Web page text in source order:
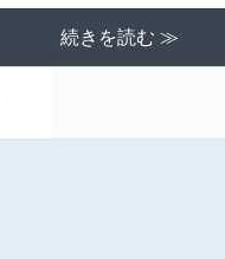
続きを読む ≫